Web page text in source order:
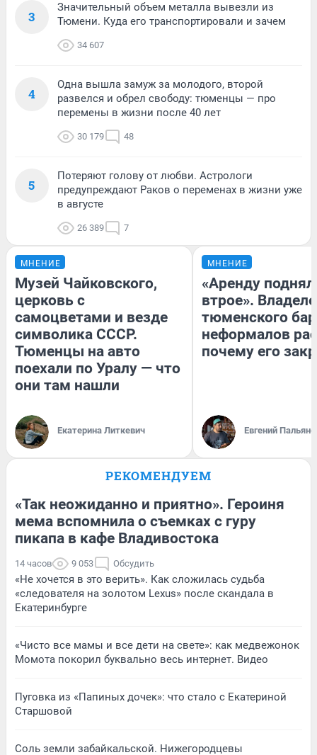
3
Значительный объем металла вывезли из
Тюмени. Куда его транспортировали и зачем
34 607
4
Одна вышла замуж за молодого, второй
развелся и обрел свободу: тюменцы — про
перемены в жизни после 40 лет
30 179 48
5
Потеряют голову от любви. Астрологи
предупреждают Раков о переменах в жизни уже
в августе
26 389 7
МНЕНИЕ
Музей Чайковского,
церковь с
самоцветами и везде
символика СССР.
Тюменцы на авто
поехали по Уралу — что
они там нашли
Екатерина Литкевич
МНЕНИЕ
«Аренду
втрое».
тюменского
неформалов
почему его
Евгений
РЕКОМЕНДУЕМ
«Так неожиданно и приятно». Героиня
мема вспомнила о съемках с гуру
пикапа в кафе Владивостока
14 часов 9 053 Обсудить
«Не хочется в это верить». Как сложилась судьба
«следователя на золотом Lexus» после скандала в
Екатеринбурге
«Чисто все мамы и все дети на свете»: как медвежонок
Момота покорил буквально весь интернет. Видео
Пуговка из «Папиных дочек»: что стало с Екатериной
Старшовой
Соль земли забайкальской. Нижегородцевы